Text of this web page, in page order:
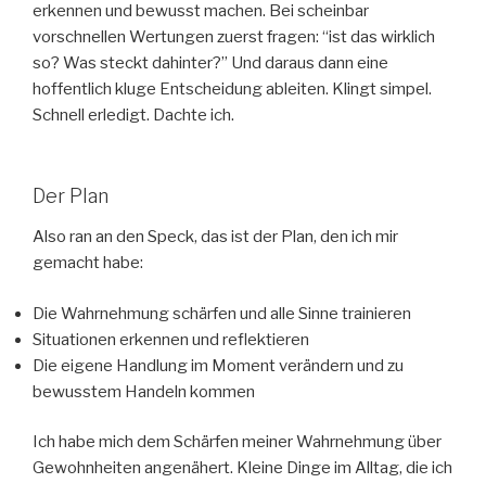
erkennen und bewusst machen. Bei scheinbar
vorschnellen Wertungen zuerst fragen: “ist das wirklich
so? Was steckt dahinter?” Und daraus dann eine
hoffentlich kluge Entscheidung ableiten. Klingt simpel.
Schnell erledigt. Dachte ich.
Der Plan
Also ran an den Speck, das ist der Plan, den ich mir
gemacht habe:
Die Wahrnehmung schärfen und alle Sinne trainieren
Situationen erkennen und reflektieren
Die eigene Handlung im Moment verändern und zu
bewusstem Handeln kommen
Ich habe mich dem Schärfen meiner Wahrnehmung über
Gewohnheiten angenähert. Kleine Dinge im Alltag, die ich